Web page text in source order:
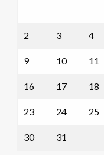
2 3 4
9 10 11
16 17 18
23 24 25
30 31